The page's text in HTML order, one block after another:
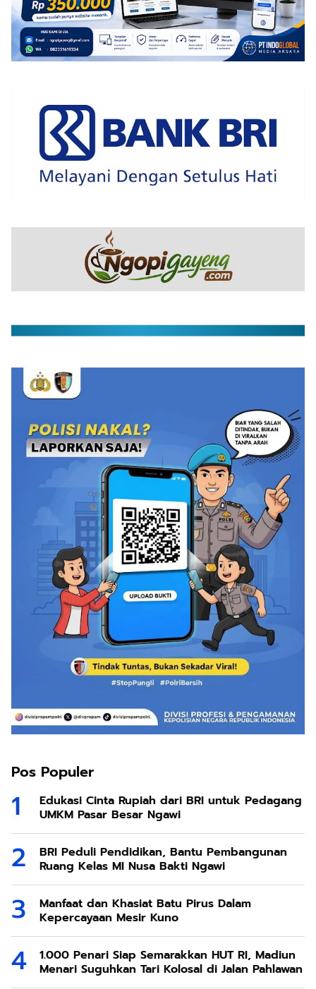
Pos Populer
Edukasi Cinta Rupiah dari BRI untuk Pedagang
UMKM Pasar Besar Ngawi
BRI Peduli Pendidikan, Bantu Pembangunan
Ruang Kelas MI Nusa Bakti Ngawi
Manfaat dan Khasiat Batu Pirus Dalam
Kepercayaan Mesir Kuno
1.000 Penari Siap Semarakkan HUT RI, Madiun
Menari Suguhkan Tari Kolosal di Jalan Pahlawan